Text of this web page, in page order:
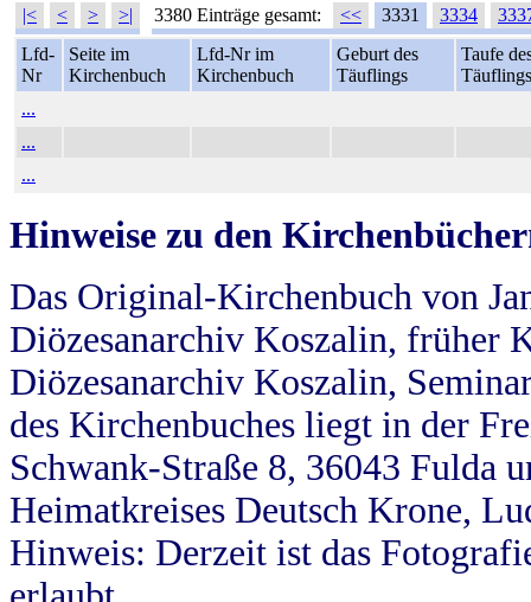
|< < > >| 3380 Einträge gesamt: << 3331 3334
Lfd-
Nr
Seite im
Kirchenbuch
Lfd-Nr im
Kirchenbuch
Geburt des
Täuflings
Taufe
Täuflings
...
...
...
Hinweise zu den
Das Original-Kirchenbuch von
Diözesanarchiv Koszalin, früher
Diözesanarchiv Koszalin,
des Kirchenbuches liegt in der
Schwank-Straße 8, 36043 Fulda
Heimatkreises Deutsch Krone,
Hinweis: Derzeit ist das